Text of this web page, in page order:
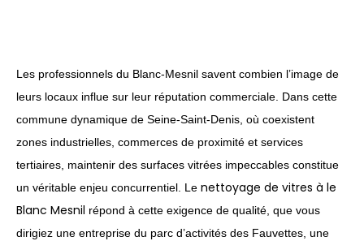
Les professionnels du Blanc-Mesnil savent combien l’image de
leurs locaux influe sur leur réputation commerciale. Dans cette
commune dynamique de Seine-Saint-Denis, où coexistent
zones industrielles, commerces de proximité et services
tertiaires, maintenir des surfaces vitrées impeccables constitue
un véritable enjeu concurrentiel. Le nettoyage de vitres à le
Blanc Mesnil répond à cette exigence de qualité, que vous
dirigiez une entreprise du parc d’activités des Fauvettes, une